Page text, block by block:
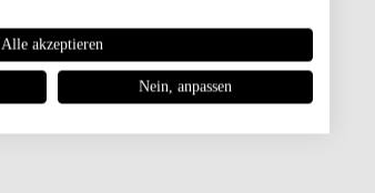
Alle akzeptieren
Nein, anpassen